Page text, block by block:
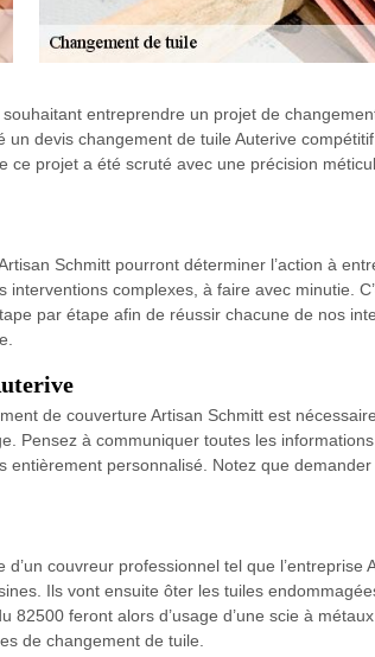
entreprendre un projet de
devis changement de tuile Auterive
projet a été scruté avec une précision
Schmitt pourront déterminer l’action à
complexes, à faire avec minutie.
par étape afin de réussir chacune de nos
de couverture Artisan Schmitt est
Pensez à communiquer toutes les
personnalisé. Notez que
couvreur professionnel tel que
Ils vont ensuite ôter les tuiles
feront alors d’usage d’une scie à
de changement de tuile.